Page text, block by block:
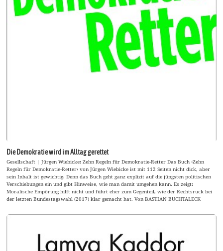
Die Demokratie wird im Alltag gerettet
Gesellschaft | Jürgen Wiebicke: Zehn Regeln für Demokratie-Retter Das Buch ›Zehn
Regeln für Demokratie-Retter‹ von Jürgen Wiebicke ist mit 112 Seiten nicht dick, aber
sein Inhalt ist gewichtig. Denn das Buch geht ganz explizit auf die jüngsten politischen
Verschiebungen ein und gibt Hinweise, wie man damit umgehen kann. Es zeigt:
Moralische Empörung hilft nicht und führt eher zum Gegenteil, wie der Rechtsruck bei
der letzten Bundestagswahl (2017) klar gemacht hat. Von BASTIAN BUCHTALECK